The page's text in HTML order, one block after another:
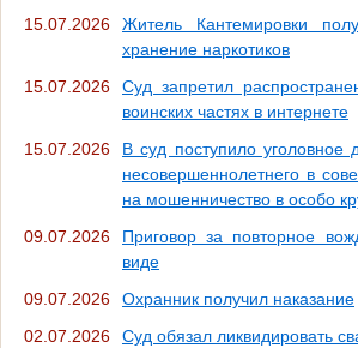
15.07.2026
Житель Кантемировки
хранение наркотиков
15.07.2026
Суд запретил
воинских частях в интернете
15.07.2026
В суд поступило уголовное
несовершеннолетнего в
на мошенничество в особо
09.07.2026
Приговор за повторное
виде
09.07.2026
Охранник получил наказание
02.07.2026
Суд обязал ликвидировать